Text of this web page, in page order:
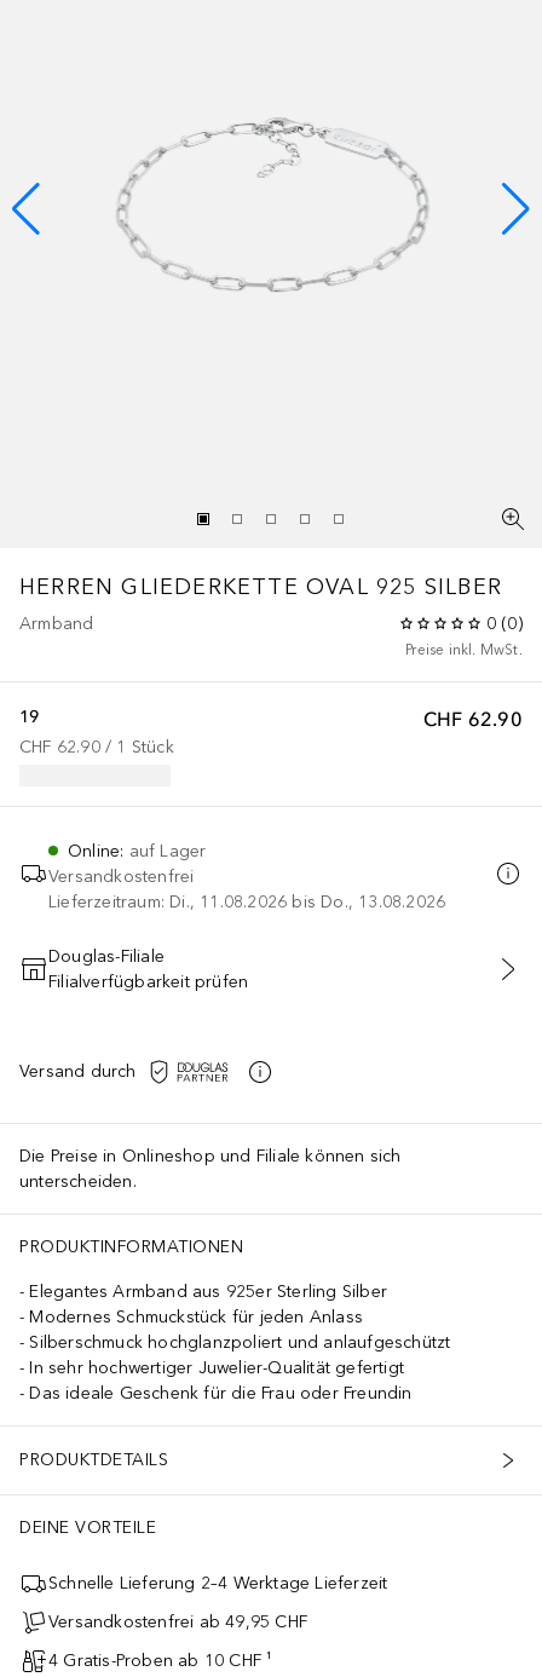
HERREN GLIEDERKETTE OVAL 925 SILBER
Armband 0 (0)
Preise inkl. MwSt.
CHF 62.90
19
CHF 62.90 / 1 Stück
Online: auf Lager
Versandkostenfrei
Lieferzeitraum: Di., 11.08.2026 bis Do., 13.08.2026
IN DEN WARENKORB
Douglas-Filiale
Filialverfügbarkeit prüfen
Versand durch
Die Preise in Onlineshop und Filiale können sich
unterscheiden.
PRODUKTINFORMATIONEN
Elegantes Armband aus 925er Sterling Silber
Modernes Schmuckstück für jeden Anlass
Silberschmuck hochglanzpoliert und anlaufgeschützt
In sehr hochwertiger Juwelier-Qualität gefertigt
Das ideale Geschenk für die Frau oder Freundin
PRODUKTDETAILS
DEINE VORTEILE
Schnelle Lieferung 2–4 Werktage Lieferzeit
Versandkostenfrei ab 49,95 CHF
4 Gratis-Proben ab 10 CHF ¹